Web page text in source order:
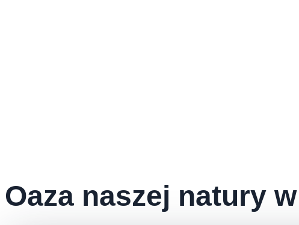
Oaza naszej natury